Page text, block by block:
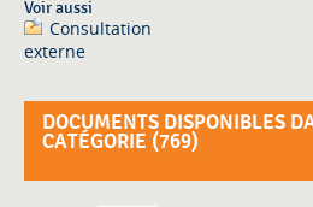
Voir aussi
Consultation
externe
DOCUMENTS DISPONIBLES
CATÉGORIE (769)